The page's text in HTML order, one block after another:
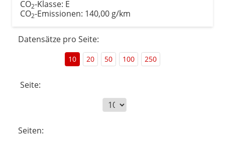
CO2-Klasse: E
CO2-Emissionen: 140,00 g/km
Datensätze pro Seite:
10 20 50 100 250
Seite:
Seiten: